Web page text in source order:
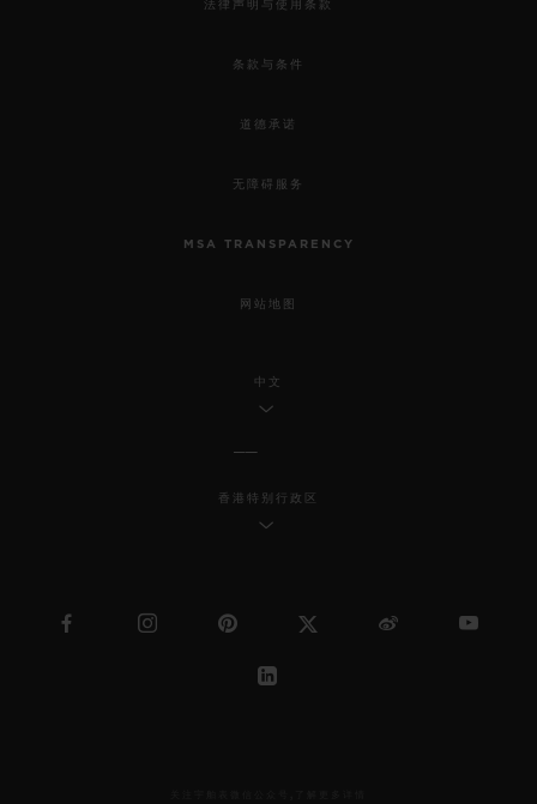
法律声明与使用条款
条款与条件
道德承诺
无障碍服务
MSA TRANSPARENCY
网站地图
中文
香港特别行政区